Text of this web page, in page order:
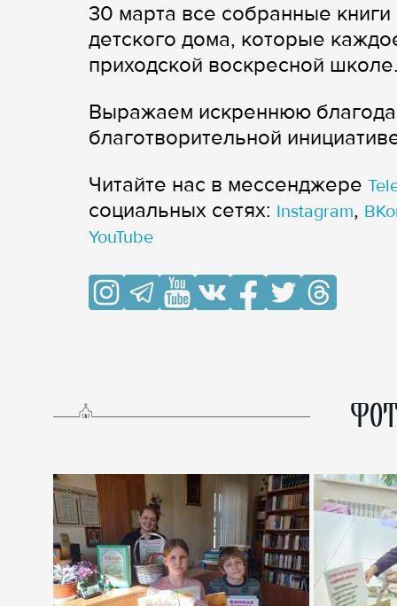
30 марта все собранные
детского дома, которые
приходской воскресной
Выражаем искреннюю
благотворительной
Читайте нас в мессенджере
cоциальных сетях: Instagram,
YouTube